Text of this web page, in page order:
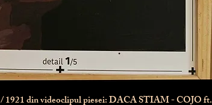
/ 1921 din videoclipul piesei: DACA STIAM - COJO ft.